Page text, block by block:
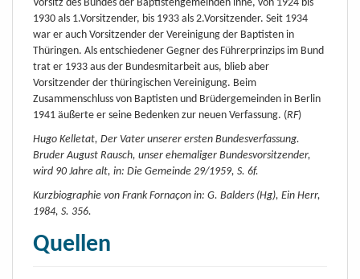
Vorsitz des Bundes der Baptistengemeinden inne, von 1924 bis
1930 als 1.Vorsitzender, bis 1933 als 2.Vorsitzender. Seit 1934
war er auch Vorsitzender der Vereinigung der Baptisten in
Thüringen. Als entschiedener Gegner des Führerprinzips im Bund
trat er 1933 aus der Bundesmitarbeit aus, blieb aber
Vorsitzender der thüringischen Vereinigung. Beim
Zusammenschluss von Baptisten und Brüdergemeinden in Berlin
1941 äußerte er seine Bedenken zur neuen Verfassung. (RF)
Hugo Kelletat, Der Vater unserer ersten Bundesverfassung.
Bruder August Rausch, unser ehemaliger Bundesvorsitzender,
wird 90 Jahre alt, in: Die Gemeinde 29/1959, S. 6f.
Kurzbiographie von Frank Fornaçon in: G. Balders (Hg), Ein Herr,
1984, S. 356.
Quellen